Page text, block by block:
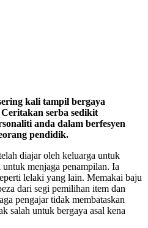
kali tampil bergaya
serba sedikit
anda dalam berfesyen
pendidik.
diajar oleh keluarga untuk
menjaga penampilan. Ia
lelaki yang lain. Memakai baju
dari segi pemilihan item dan
pengajar tidak membataskan
salah untuk bergaya asal kena